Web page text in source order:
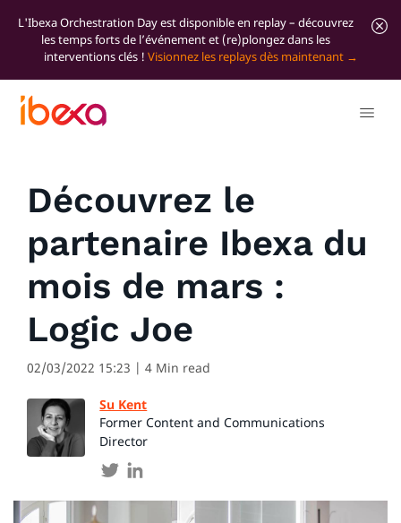
L'Ibexa Orchestration Day est disponible en replay – découvrez
les temps forts de l’événement et (re)plongez dans les
interventions clés ! Visionnez les replays dès maintenant
Tous les articles de blog
Découvrez le
partenaire Ibexa du
mois de mars :
Logic Joe
02/03/2022 15:23 | 4 Min read
Su Kent
Former Content and Communications
Director